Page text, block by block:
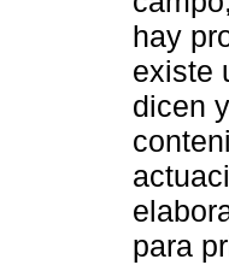
hay
existe
dicen
para